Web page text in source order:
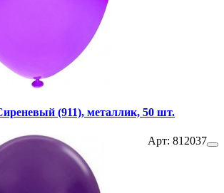
(911), металлик, 50 шт.
Арт: 812037